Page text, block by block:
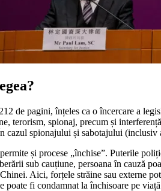
de pagini, înțeles ca o încercare a
terorism, spionaj, precum și
cazul spionajului și sabotajului (inclusiv
și procese „închise”. Puterile
sub cauțiune, persoana în cauză
Aici, forțele străine sau externe
poate fi condamnat la închisoare pe